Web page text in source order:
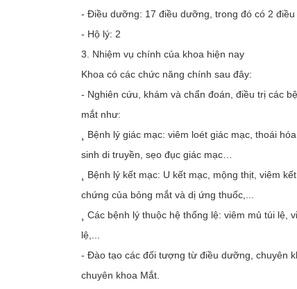
- Điều dưỡng: 17 điều dưỡng, trong đó có 2 điều
- Hộ lý: 2
3. Nhiệm vụ chính của khoa hiện nay
Khoa có các chức năng chính sau đây:
- Nghiên cứu, khám và chẩn đoán, điều trị các
mắt như:
¸ Bệnh lý giác mạc: viêm loét giác mạc, thoái
sinh di truyền, sẹo đục giác mạc…
¸ Bệnh lý kết mạc: U kết mạc, mộng thịt, viêm
chứng của bỏng mắt và dị ứng thuốc,...
¸ Các bệnh lý thuộc hệ thống lệ: viêm mủ túi lệ,
lệ,...
- Đào tạo các đối tượng từ điều dưỡng, chuyên
chuyên khoa Mắt.